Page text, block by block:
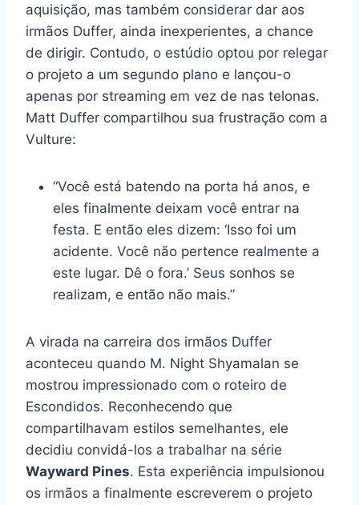
aquisição, mas também considerar dar aos
irmãos Duffer, ainda inexperientes, a chance
de dirigir. Contudo, o estúdio optou por relegar
o projeto a um segundo plano e lançou-o
apenas por streaming em vez de nas telonas.
Matt Duffer compartilhou sua frustração com a
Vulture:
“Você está batendo na porta há anos, e
eles finalmente deixam você entrar na
festa. E então eles dizem: ‘Isso foi um
acidente. Você não pertence realmente a
este lugar. Dê o fora.’ Seus sonhos se
realizam, e então não mais.”
A virada na carreira dos irmãos Duffer
aconteceu quando M. Night Shyamalan se
mostrou impressionado com o roteiro de
Escondidos. Reconhecendo que
compartilhavam estilos semelhantes, ele
decidiu convidá-los a trabalhar na série
Wayward Pines. Esta experiência impulsionou
os irmãos a finalmente escreverem o projeto